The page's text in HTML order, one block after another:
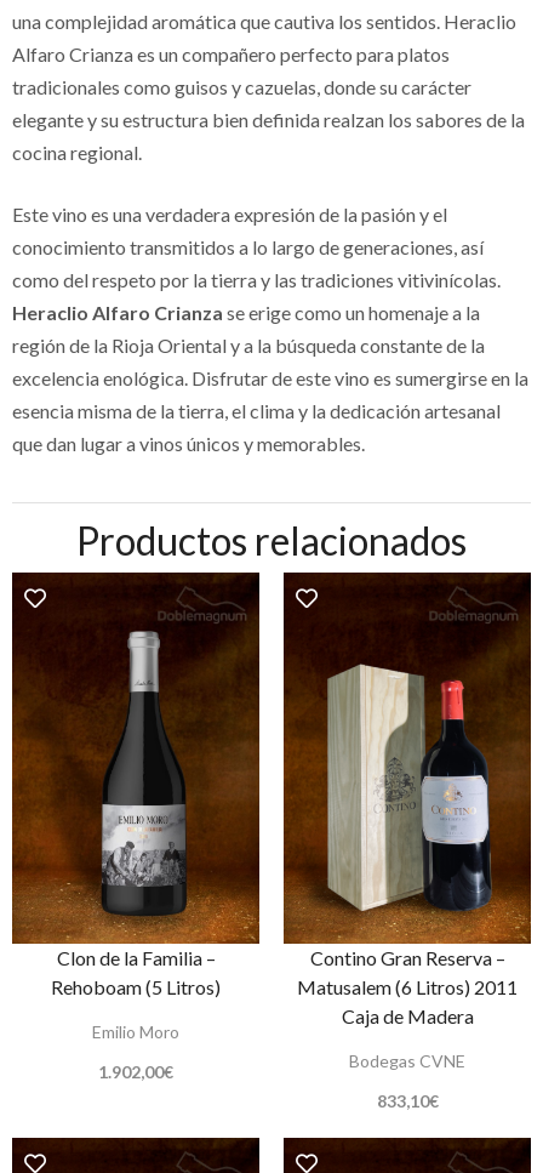
una complejidad aromática que cautiva los sentidos. Heraclio
Alfaro Crianza es un compañero perfecto para platos
tradicionales como guisos y cazuelas, donde su carácter
elegante y su estructura bien definida realzan los sabores de la
cocina regional.
Este vino es una verdadera expresión de la pasión y el
conocimiento transmitidos a lo largo de generaciones, así
como del respeto por la tierra y las tradiciones vitivinícolas.
Heraclio Alfaro Crianza se erige como un homenaje a la
región de la Rioja Oriental y a la búsqueda constante de la
excelencia enológica. Disfrutar de este vino es sumergirse en la
esencia misma de la tierra, el clima y la dedicación artesanal
que dan lugar a vinos únicos y memorables.
Productos relacionados
Clon de la Familia –
Rehoboam (5 Litros)
Emilio Moro
1.902,00€
Contino Gran Reserva –
Matusalem (6 Litros) 2011
Caja de Madera
Bodegas CVNE
833,10€